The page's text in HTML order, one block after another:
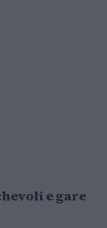
e gare